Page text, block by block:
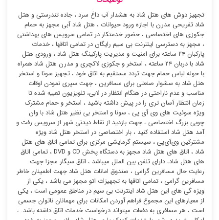
تجهیز دوش های هتل شاد به هشدار آب داغ سرد ، جاده تندرستی و هتل
شاد تفریحی مدرن با اجازه ورود حیوانات ، هتل شاد آبی مجهز به حمام
جکوزی های اختصاصی ، حضور خدمتکار در تمامی سرویس های بهداشتی
، مجهز به دسترسی اینترنت بی سیم رایگان در تمامی اتاقها ، خدمات
پارکبان ۲۴ ساعته برای امنیت و مدیریت پارکینگ هتل شاد ، ورودی هتل
شاد با دربان ۲۴ ساعته ، استخر و جکوزی لاکچری و مدرن هتل شاد همراه
با حوله لباس حمام جهت تردد مستقیم به اتاق خود ، تجهیز سونا و استخر
هتل شاد به سشوار صنعتی برای مسافرین ، جهت سپری نمودن اوقات
مناسب و عدم ناراحتی در هنگام انتظار در لابی، تلویزیون تعبیه شده تا
زمان انتظار آسان تری را در پیش داشته باشید ، استخر و حمام مشترک
ویژه سوئیت ‌های وی آی پی ، سونا و استخر بی نظیر هتل شاد با وان
چوبی بزرگ اختصاصی ، جهت بازدید از نقاط دیدنی شهر از سرویس رفت و
آمد هتل شاد استفاده کنید ، بار اختصاصی در استخر هتل شاد ویژه
مشترکین وی‌آی‌پی ، سیستم گرمایشی مرکزی برای تمامی اتاق های هتل
شاد ، اتاق های هتل شاد مجهز به دستگاه پخش CD و DVD ، تمامی اتاق
های هتل شاد، دارای تلفن بین الملل میباشد ، اتاق سیگار مجزا جهت
رعایت حال مسافرین گرامی ، صندوق امانات هتل شاد جهت اطمینان خاطر
مسافرین گرامی ، تمامی اتاقها به تجهیزات اتو مجهز می باشد ، یکی از
ویژه گی های این هتل شاد اینترنت بی سیم در مناطق عمومی است ، یکی
از معیارهای این مجموع فراهم آوردن امکانات برای مهمانان ناتوان جسمی
است ، هر مسافری به دفعات میتواند درخواست خدمات اتاق داشته باشد. ،